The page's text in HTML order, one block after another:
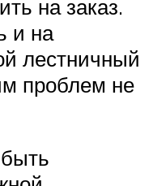
на заказ.
и на
лестничный
проблем не